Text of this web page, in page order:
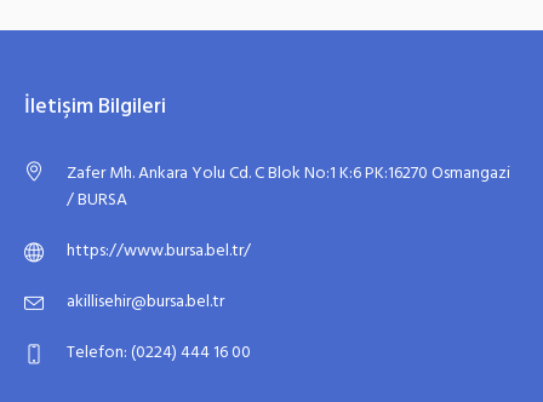
İletişim Bilgileri
Zafer Mh. Ankara Yolu Cd. C Blok No:1 K:6 PK:16270 Osmangazi
/ BURSA
https://www.bursa.bel.tr/
akillisehir@bursa.bel.tr
Telefon: (0224) 444 16 00